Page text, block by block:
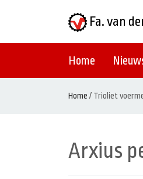
Fa. van
Home
Home / Trioliet
Arxius